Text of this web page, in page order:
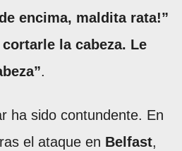
encima, maldita rata!”
la cabeza. Le
.
ha sido contundente. En
el ataque en Belfast,